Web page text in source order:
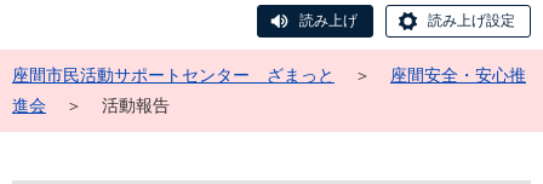
読み上げ 読み上げ設定
座間市民活動サポートセンター ざまっと ＞
座間安全・安心推
進会
＞ 活動報告